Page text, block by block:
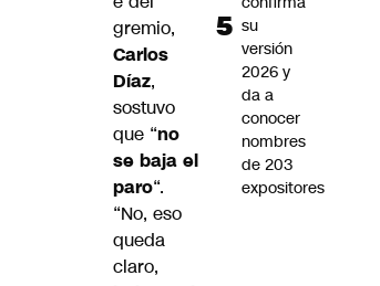
gremio,
Carlos
Díaz,
sostuvo
que “no
se baja el
paro“.
“No, eso
queda
claro,
su
versión
2026 y
da a
conocer
nombres
de 203
expositores